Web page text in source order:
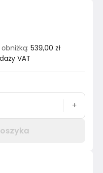
: 539,00 zł
VAT
+